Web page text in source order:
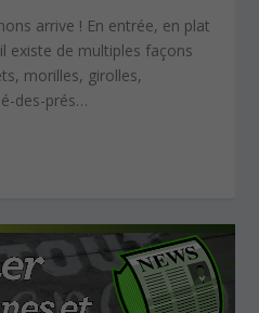
arrive ! En entrée, en plat
existe de multiples façons
morilles, girolles,
des-prés…